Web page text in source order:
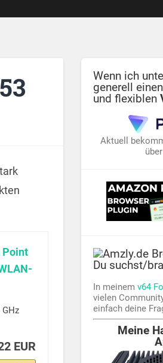
Point
EUR
Wenn ich
generell
und flexiblen
Aktuell
Du suchst/
In meinemv64
vielen
einfach deine
Meine